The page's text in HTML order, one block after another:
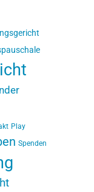
Play
Spenden